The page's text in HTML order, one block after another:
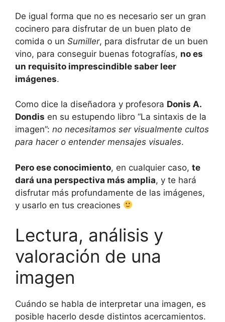
De igual forma que no es necesario ser un gran
cocinero para disfrutar de un buen plato de
comida o un Sumiller, para disfrutar de un buen
vino, para conseguir buenas fotografías, no es
un requisito imprescindible saber leer
imágenes.
Como dice la diseñadora y profesora Donis A.
Dondis en su estupendo libro “La sintaxis de la
imagen”: no necesitamos ser visualmente cultos
para hacer o entender mensajes visuales.
Pero ese conocimiento, en cualquier caso, te
dará una perspectiva más amplia, y te hará
disfrutar más profundamente de las imágenes,
y usarlo en tus creaciones
Lectura, análisis y
valoración de una
imagen
Cuándo se habla de interpretar una imagen, es
posible hacerlo desde distintos acercamientos.